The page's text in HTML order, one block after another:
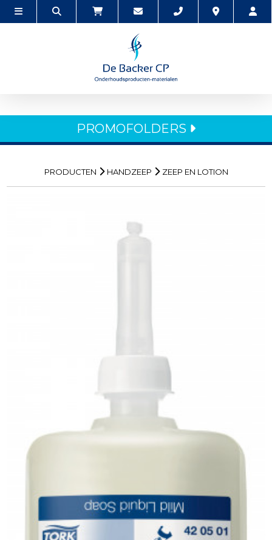
PROMOFOLDERS
PRODUCTEN HANDZEEP ZEEP EN LOTION